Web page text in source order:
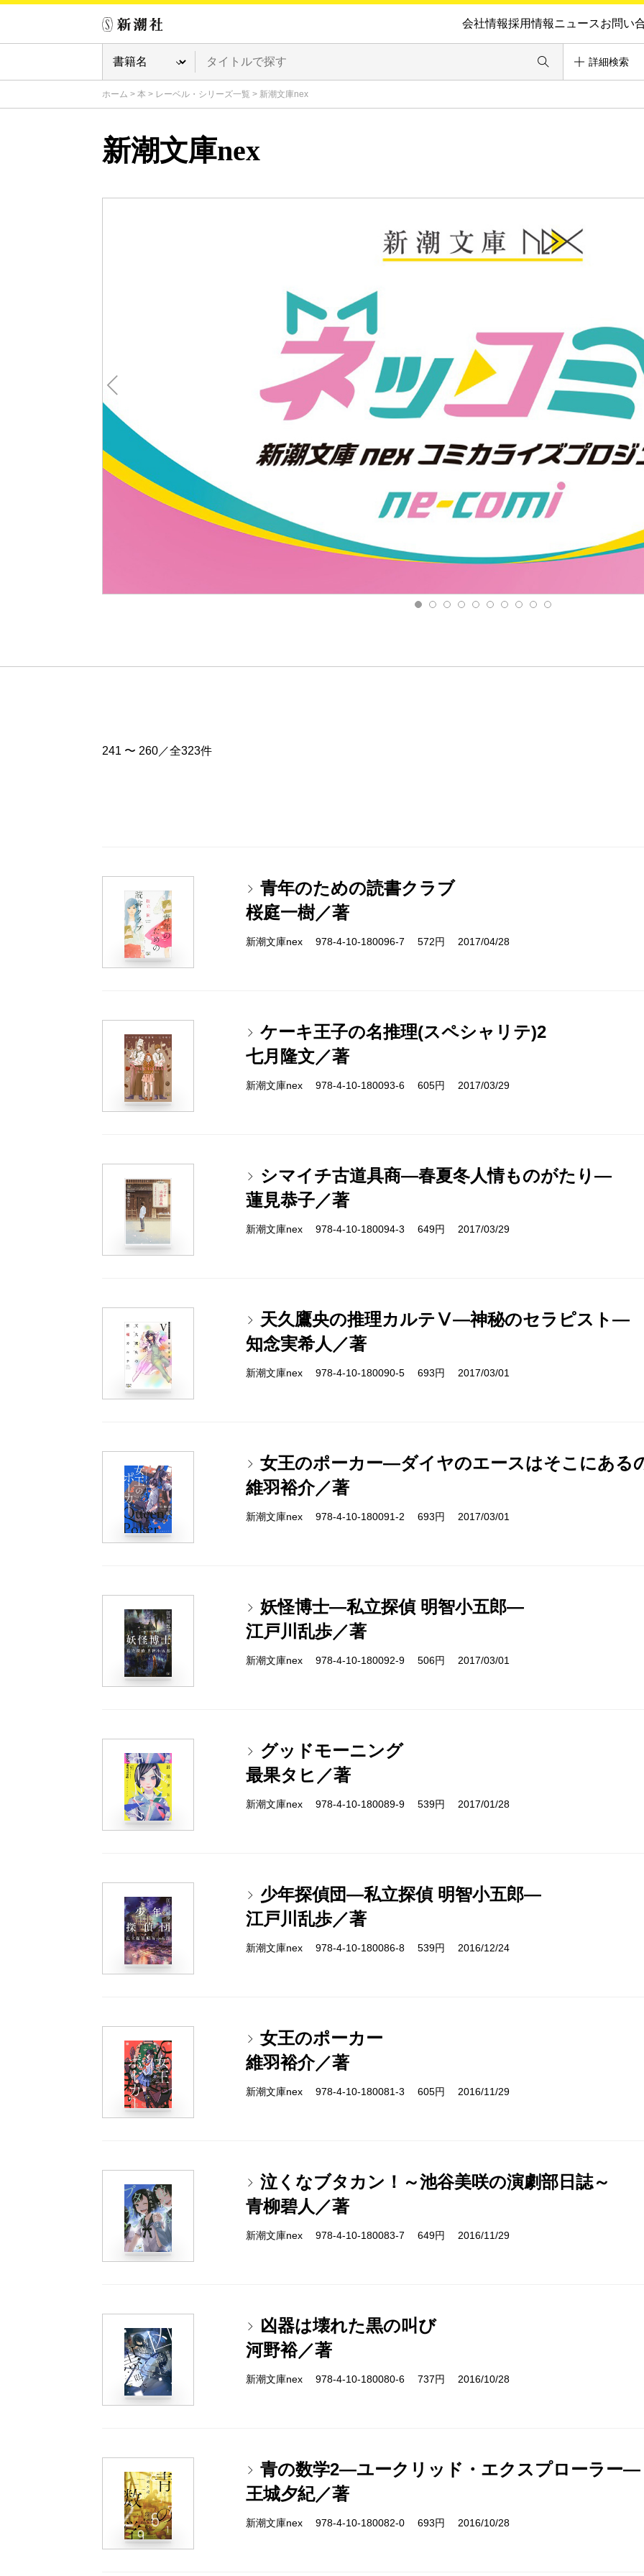
会社情報採用情報ニュースお問い
詳細検索
ホーム > 本 > レーベル・シリーズ一覧 > 新潮文庫nex
新潮文庫nex
Pre
241 〜 260／全323件
青年のための読書クラブ
桜庭一樹／著
新潮文庫nex 978-4-10-180096-7 572円 2017/04/28
ケーキ王子の名推理(スペシャリテ)2
七月隆文／著
新潮文庫nex 978-4-10-180093-6 605円 2017/03/29
シマイチ古道具商―春夏冬人情ものがたり―
蓮見恭子／著
新潮文庫nex 978-4-10-180094-3 649円 2017/03/29
天久鷹央の推理カルテⅤ―神秘のセラピスト―
知念実希人／著
新潮文庫nex 978-4-10-180090-5 693円 2017/03/01
女王のポーカー―ダイヤのエースはそこにある
維羽裕介／著
新潮文庫nex 978-4-10-180091-2 693円 2017/03/01
妖怪博士―私立探偵 明智小五郎―
江戸川乱歩／著
新潮文庫nex 978-4-10-180092-9 506円 2017/03/01
グッドモーニング
最果タヒ／著
新潮文庫nex 978-4-10-180089-9 539円 2017/01/28
少年探偵団―私立探偵 明智小五郎―
江戸川乱歩／著
新潮文庫nex 978-4-10-180086-8 539円 2016/12/24
女王のポーカー
維羽裕介／著
新潮文庫nex 978-4-10-180081-3 605円 2016/11/29
泣くなブタカン！～池谷美咲の演劇部日誌～
青柳碧人／著
新潮文庫nex 978-4-10-180083-7 649円 2016/11/29
凶器は壊れた黒の叫び
河野裕／著
新潮文庫nex 978-4-10-180080-6 737円 2016/10/28
青の数学2―ユークリッド・エクスプローラー―
王城夕紀／著
新潮文庫nex 978-4-10-180082-0 693円 2016/10/28